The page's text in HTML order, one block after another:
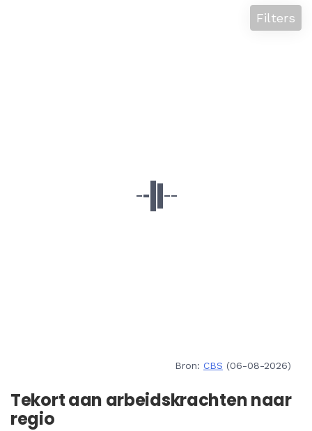
Filters
Bron: CBS (06-08-2026)
Tekort aan arbeidskrachten naar
regio